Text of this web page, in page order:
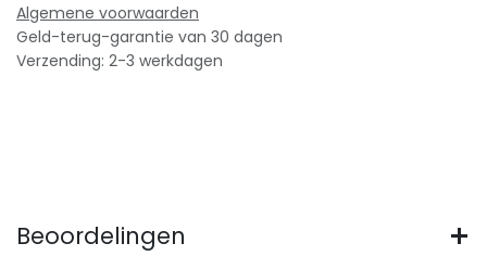
Algemene voorwaarden
Geld-terug-garantie van 30 dagen
Verzending: 2-3 werkdagen
Beoordelingen